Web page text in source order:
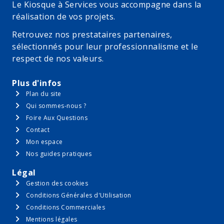
Le Kiosque à Services vous accompagne dans la
réalisation de vos projets.
Retrouvez nos prestataires partenaires,
sélectionnés pour leur professionnalisme et le
respect de nos valeurs.
Plus d'infos
Plan du site
Qui sommes-nous ?
Foire Aux Questions
Contact
Mon espace
Nos guides pratiques
Légal
Gestion des cookies
Conditions Générales d'Utilisation
Conditions Commerciales
Mentions légales